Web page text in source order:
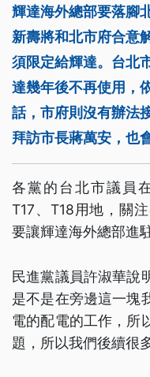
輝達海外總部要落腳
新壽將和北市府合意
須限定給輝達。台北
達幾年後不再使用，
話，市府則沒有辦法
拜訪市長蔣萬安，也
各黨的台北市議員
T17、T18用地，關
要讓輝達海外總部進
民進黨議員許淑華說
是不是在旁邊這一塊
電的配電的工作，所
題，所以我們後續很